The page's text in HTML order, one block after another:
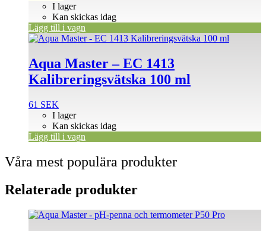
I lager
Kan skickas idag
Lägg till i vagn
Aqua Master – EC 1413
Kalibreringsvätska 100 ml
61 SEK
I lager
Kan skickas idag
Lägg till i vagn
Våra mest populära produkter
Relaterade produkter